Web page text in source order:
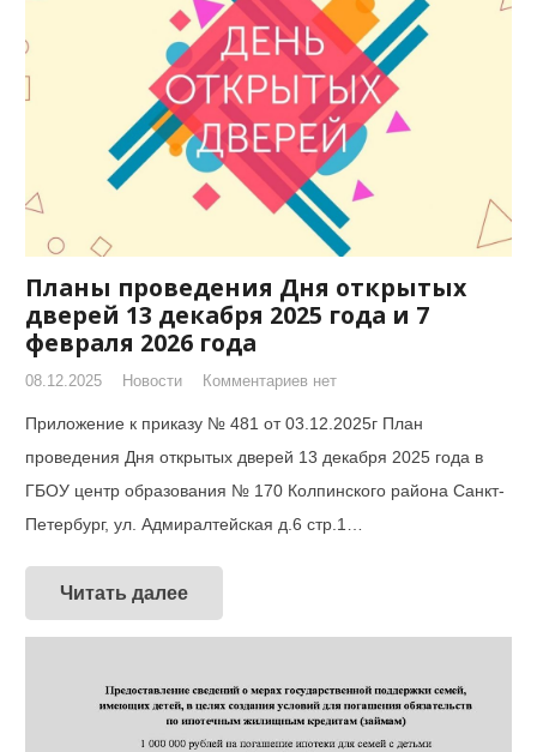
Планы проведения Дня открытых
дверей 13 декабря 2025 года и 7
февраля 2026 года
08.12.2025 Новости Комментариев нет
Приложение к приказу № 481 от 03.12.2025г План
проведения Дня открытых дверей 13 декабря 2025 года в
ГБОУ центр образования № 170 Колпинского района Санкт-
Петербург, ул. Адмиралтейская д.6 стр.1…
Читать далее